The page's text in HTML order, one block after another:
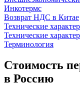
Инкотермс
Возврат НДС в Китае
Технические
Технические
Терминология
Стоимость
в Россию